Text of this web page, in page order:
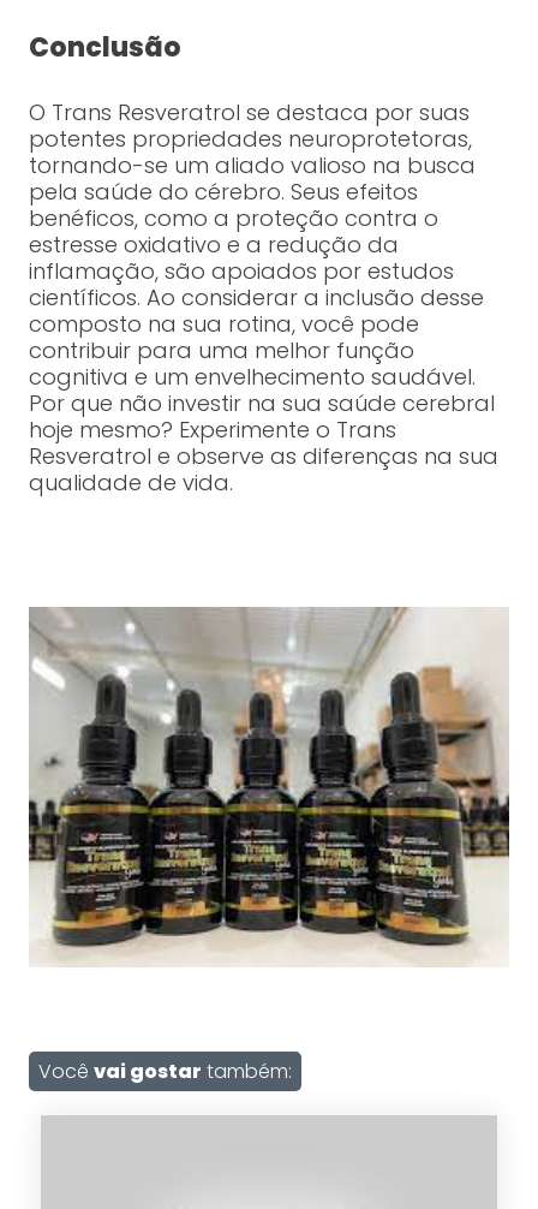
Conclusão
O Trans Resveratrol se destaca por suas
potentes propriedades neuroprotetoras,
tornando-se um aliado valioso na busca
pela saúde do cérebro. Seus efeitos
benéficos, como a proteção contra o
estresse oxidativo e a redução da
inflamação, são apoiados por estudos
científicos. Ao considerar a inclusão desse
composto na sua rotina, você pode
contribuir para uma melhor função
cognitiva e um envelhecimento saudável.
Por que não investir na sua saúde cerebral
hoje mesmo? Experimente o Trans
Resveratrol e observe as diferenças na sua
qualidade de vida.
Você vai gostar também: